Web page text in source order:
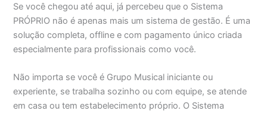
Se você chegou até aqui, já percebeu que o Sistema
PRÓPRIO não é apenas mais um sistema de gestão. É uma
solução completa, offline e com pagamento único criada
especialmente para profissionais como você.
Não importa se você é Grupo Musical iniciante ou
experiente, se trabalha sozinho ou com equipe, se atende
em casa ou tem estabelecimento próprio. O Sistema